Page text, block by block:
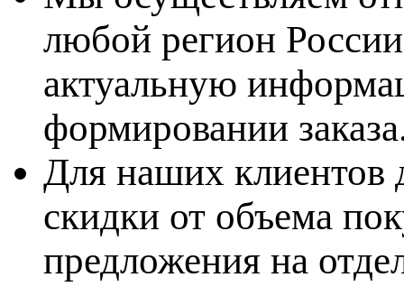
любой регион
актуальную
формировании
Для наших клиентов
скидки от объема
предложения на